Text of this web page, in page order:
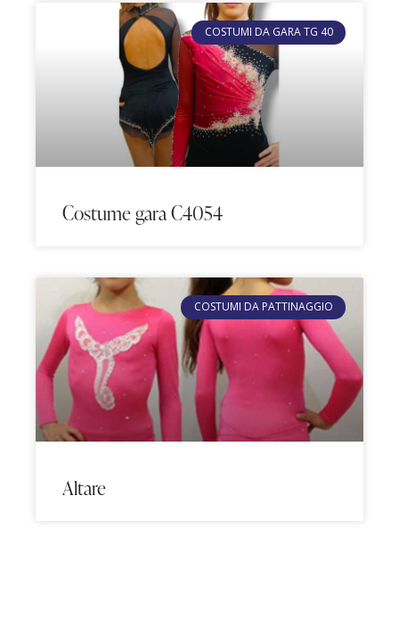
COSTUMI DA GARA TG 40
Costume gara C4054
COSTUMI DA PATTINAGGIO
Altare